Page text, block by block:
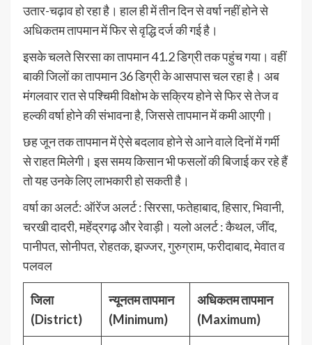
उतार-चढ़ाव हो रहा है। हाल ही में तीन दिन से वर्षा नहीं होने से
अधिकतम तापमान में फिर से वृद्धि दर्ज की गई है।
इसके चलते सिरसा का तापमान 41.2 डिग्री तक पहुंच गया। वहीं
बाकी जिलों का तापमान 36 डिग्री के आसपास चल रहा है। अब
मंगलवार रात से पश्चिमी विक्षोभ के सक्रिय होने से फिर से तेज व
हल्की वर्षा होने की संभावना है, जिससे तापमान में कमी आएगी।
छह जून तक तापमान में ऐसे बदलाव होने से आने वाले दिनों में गर्मी
से राहत मिलेगी। इस समय किसान भी फसलों की बिजाई कर रहे हैं
तो यह उनके लिए लाभकारी हो सकती है।
वर्षा का अलर्ट: ऑरेंज अलर्ट : सिरसा, फतेहाबाद, हिसार, भिवानी,
चरखी दादरी, महेंद्रगढ़ और रेवाड़ी। यलो अलर्ट : कैथल, जींद,
पानीपत, सोनीपत, रोहतक, झज्जर, गुरुग्राम, फरीदाबाद, मेवात व
पलवल
जिला
(District)
न्यूनतम तापमान
(Minimum)
अधिकतम तापमान
(Maximum)